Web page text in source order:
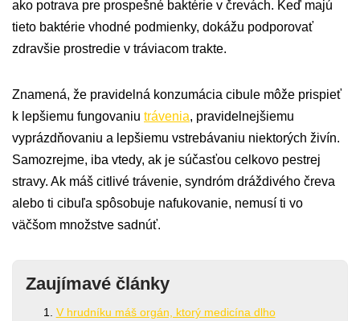
ako potrava pre prospešné baktérie v črevách. Keď majú
tieto baktérie vhodné podmienky, dokážu podporovať
zdravšie prostredie v tráviacom trakte.
Znamená, že pravidelná konzumácia cibule môže prispieť
k lepšiemu fungovaniu trávenia, pravidelnejšiemu
vyprázdňovaniu a lepšiemu vstrebávaniu niektorých živín.
Samozrejme, iba vtedy, ak je súčasťou celkovo pestrej
stravy. Ak máš citlivé trávenie, syndróm dráždivého čreva
alebo ti cibuľa spôsobuje nafukovanie, nemusí ti vo
väčšom množstve sadnúť.
Zaujímavé články
V hrudníku máš orgán, ktorý medicína dlho